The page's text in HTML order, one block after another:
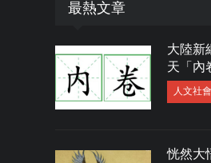
最熱文章
大陸新
天「內
人文社會
恍然大